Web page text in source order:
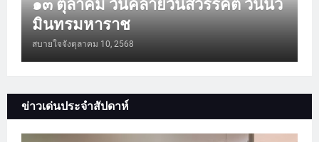
๑๓ ตุลาคม วันคล้ายวันสวรรคต วันนว
มินทรมหาราช
สบายใจจังตุลาคม 10, 2568
ข่าวเด่นประจำสัปดาห์